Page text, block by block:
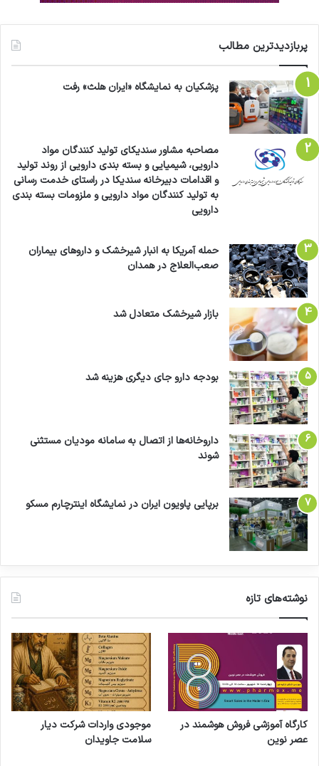
پربازدیدترین مطالب
پزشکیان به نمایشگاه «ایران هلث» رفت
مصاحبه مشاور سندیکای تولید کنندگان مواد
دارویی، شیمیایی و بسته بندی دارویی از روند تولید
و اقدامات دبیرخانه سندیکا در راستای خدمت رسانی
به تولید کنندگان مواد دارویی و ملزومات بسته بندی
دارویی
حمله آمریکا به انبار شیرخشک و داروهای بیماران
صعب‌العلاج در همدان
بازار شیرخشک متعادل شد
بودجه دارو جای دیگری هزینه شد
داروخانه‌ها از اتصال به سامانه مودیان مستثنی
شوند
برپایی پاویون ایران در نمایشگاه اینترچارم مسکو
نوشته‌های تازه
کارگاه آموزشی فروش هوشمند در
عصر نوین
موجودی واردات شرکت دیار
سلامت جاویدان